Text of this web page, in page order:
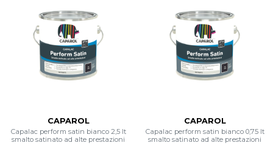
CAPAROL
Capalac perform satin bianco 2,5 lt
smalto satinato ad alte prestazioni
CAPAROL
Capalac perform satin bianco 0,75 lt
smalto satinato ad alte prestazioni